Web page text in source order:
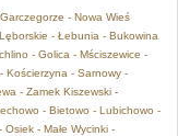
- Nowa Wieś
- Łebunia - Bukowina
- Golica - Mściszewice -
Kościerzyna - Sarnowy -
- Zamek Kiszewski -
- Bietowo - Lubichowo -
- Małe Wycinki -